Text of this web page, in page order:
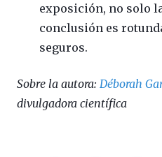
exposición, no solo
conclusión es
seguros.
Sobre la autora: Déborah
divulgadora científica